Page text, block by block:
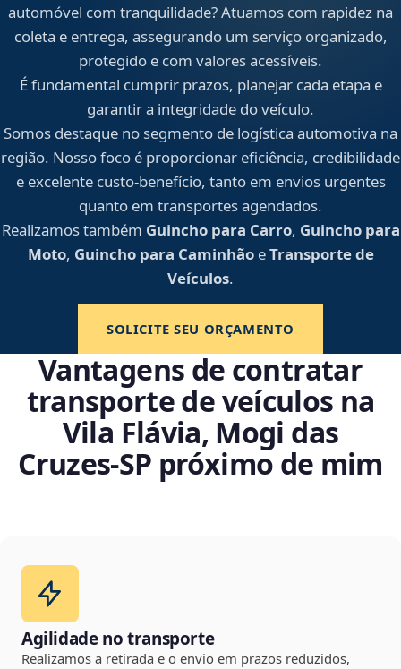
automóvel com tranquilidade? Atuamos com rapidez na
coleta e entrega, assegurando um serviço organizado,
protegido e com valores acessíveis.
É fundamental cumprir prazos, planejar cada etapa e
garantir a integridade do veículo.
Somos destaque no segmento de logística automotiva na
região. Nosso foco é proporcionar eficiência, credibilidade
e excelente custo-benefício, tanto em envios urgentes
quanto em transportes agendados.
Realizamos também Guincho para Carro, Guincho para
Moto, Guincho para CaminhãoeTransporte de
Veículos.
SOLICITE SEU ORÇAMENTO
Vantagens de contratar
transporte de veículos na
Vila Flávia, Mogi das
Cruzes‑SP próximo de mim
Agilidade no transporte
Realizamos a retirada e o envio em prazos reduzidos,